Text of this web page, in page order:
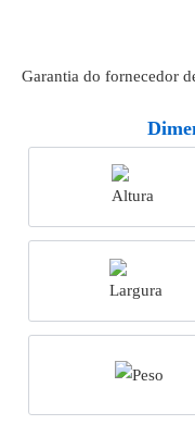
Garantia do fornecedor